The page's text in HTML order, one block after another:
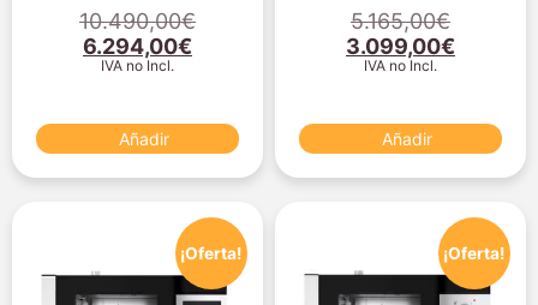
10.490,00€
6.294,00€
IVA no Incl.
Añadir
5.165,00€
3.099,00€
IVA no Incl.
Añadir
¡Oferta! ¡Oferta!